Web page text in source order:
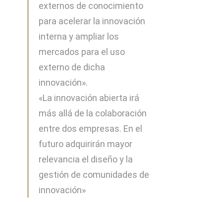
Producción cultural
Convocatoria RSC
Sede electrónica
Transparencia
externos de conocimiento
para acelerar la innovación
interna y ampliar los
mercados para el uso
externo de dicha
innovación».
«La innovación abierta irá
más allá de la colaboración
entre dos empresas. En el
futuro adquirirán mayor
relevancia el diseño y la
gestión de comunidades de
innovación»